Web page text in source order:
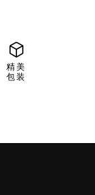
精美
包装